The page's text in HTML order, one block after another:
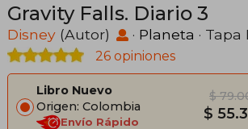
Gravity Falls. Diario 3
Disney (Autor) · Planeta · Tapa
26 opiniones
Libro Nuevo
Origen: Colombia
Envío Rápido
$
$